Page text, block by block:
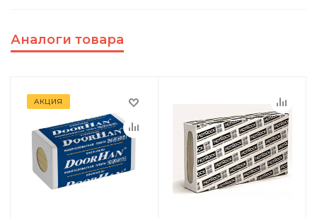
Аналоги товара
АКЦИЯ